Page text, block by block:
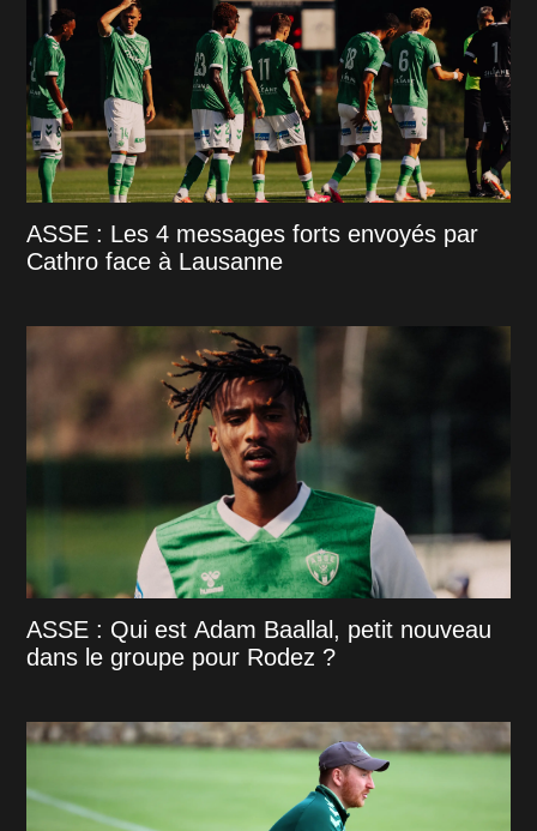
ASSE : Les 4 messages forts envoyés par
Cathro face à Lausanne
ASSE : Qui est Adam Baallal, petit nouveau
dans le groupe pour Rodez ?